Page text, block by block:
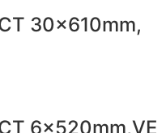
30x610mm,
6x520mm,VE